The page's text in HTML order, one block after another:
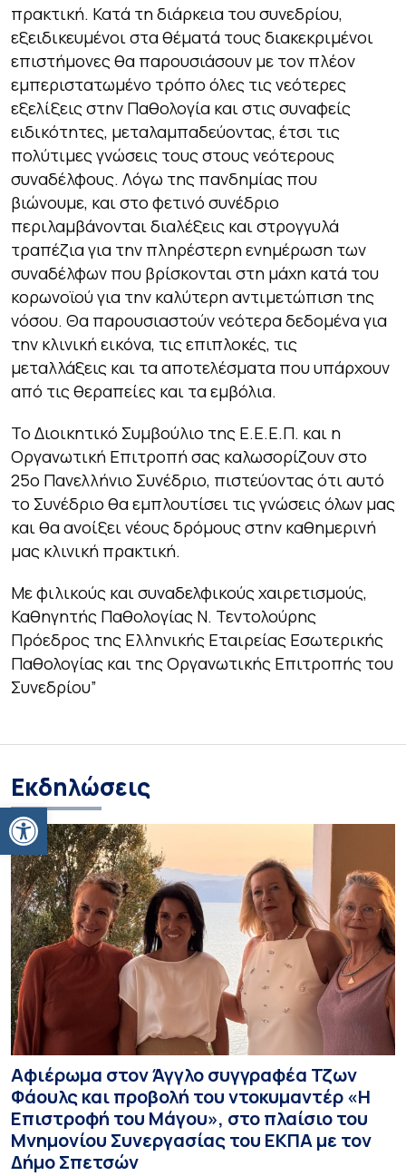
Ανοίξτε τη γραμμή εργαλείων
πρακτική. Κατά τη διάρκεια του συνεδρίου,
εξειδικευμένοι στα θέματά τους διακεκριμένοι
επιστήμονες θα παρουσιάσουν με τον πλέον
εμπεριστατωμένο τρόπο όλες τις νεότερες
εξελίξεις στην Παθολογία και στις συναφείς
ειδικότητες, μεταλαμπαδεύοντας, έτσι τις
πολύτιμες γνώσεις τους στους νεότερους
συναδέλφους. Λόγω της πανδημίας που
βιώνουμε, και στο φετινό συνέδριο
περιλαμβάνονται διαλέξεις και στρογγυλά
τραπέζια για την πληρέστερη ενημέρωση των
συναδέλφων που βρίσκονται στη μάχη κατά του
κορωνοϊού για την καλύτερη αντιμετώπιση της
νόσου. Θα παρουσιαστούν νεότερα δεδομένα για
την κλινική εικόνα, τις επιπλοκές, τις
μεταλλάξεις και τα αποτελέσματα που υπάρχουν
από τις θεραπείες και τα εμβόλια.
Το Διοικητικό Συμβούλιο της Ε.Ε.Ε.Π. και η
Οργανωτική Επιτροπή σας καλωσορίζουν στο
25ο Πανελλήνιο Συνέδριο, πιστεύοντας ότι αυτό
το Συνέδριο θα εμπλουτίσει τις γνώσεις όλων μας
και θα ανοίξει νέους δρόμους στην καθημερινή
μας κλινική πρακτική.
Με φιλικούς και συναδελφικούς χαιρετισμούς,
Καθηγητής Παθολογίας Ν. Τεντολούρης
Πρόεδρος της Ελληνικής Εταιρείας Εσωτερικής
Παθολογίας και της Οργανωτικής Επιτροπής του
Συνεδρίου”
Εκδηλώσεις
Αφιέρωμα στον Άγγλο συγγραφέα Τζων
Φάουλς και προβολή του ντοκυμαντέρ «Η
Επιστροφή του Μάγου», στο πλαίσιο του
Μνημονίου Συνεργασίας του ΕΚΠΑ με τον
Δήμο Σπετσών